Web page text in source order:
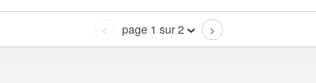
< page 1 sur 2 >